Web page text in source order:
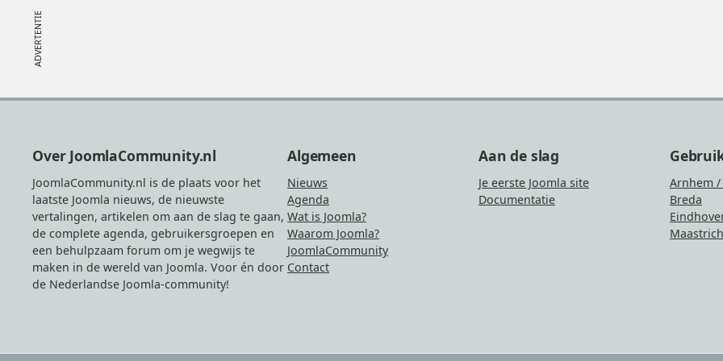
Over JoomlaCommunity.nl
JoomlaCommunity.nl is de plaats voor het
laatste Joomla nieuws, de nieuwste
vertalingen, artikelen om aan de slag te gaan,
de complete agenda, gebruikersgroepen en
een behulpzaam forum om je wegwijs te
maken in de wereld van Joomla. Voor én door
de Nederlandse Joomla-community!
Algemeen
Nieuws
Agenda
Wat is Joomla?
Waarom Joomla?
JoomlaCommunity
Contact
Aan de slag
Je eerste Joomla site
Documentatie
Arnhem
Breda